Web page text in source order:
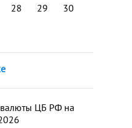
28 29
30
ЦБ РФ на